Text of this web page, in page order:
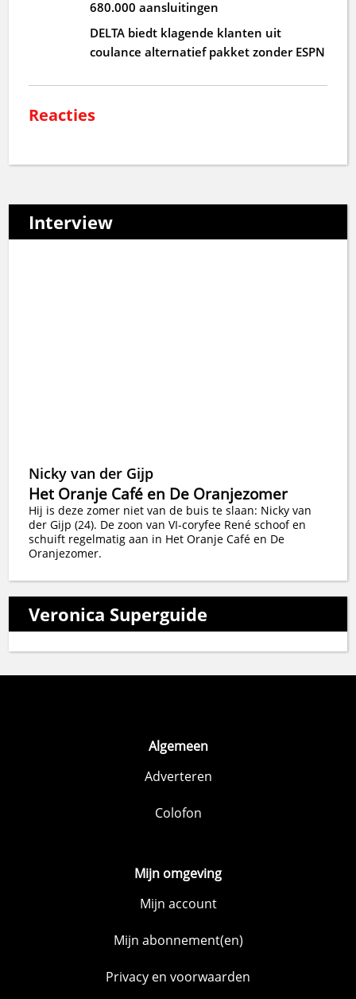
680.000 aansluitingen
DELTA biedt klagende klanten uit
coulance alternatief pakket zonder ESPN
Reacties
Interview
Nicky van der Gijp
Het Oranje Café en De Oranjezomer
Hij is deze zomer niet van de buis te slaan: Nicky van
der Gijp (24). De zoon van VI-coryfee René schoof en
schuift regelmatig aan in Het Oranje Café en De
Oranjezomer.
Veronica Superguide
Algemeen
Adverteren
Colofon
Mijn omgeving
Mijn account
Mijn abonnement(en)
Privacy en voorwaarden